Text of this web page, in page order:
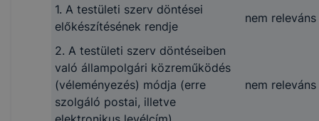
1. A testületi szerv döntései
előkészítésének rendje
nem releváns
2. A testületi szerv döntéseiben
való állampolgári közreműködés
(véleményezés) módja (erre
szolgáló postai, illetve
nem releváns